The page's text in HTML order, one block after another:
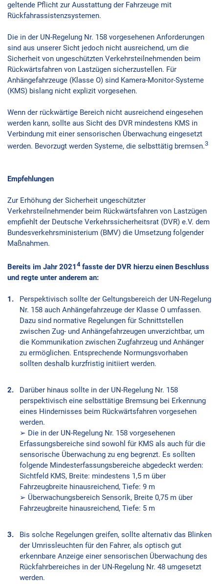
geltende Pflicht zur Ausstattung der Fahrzeuge mit
Rückfahrassistenzsystemen.
Die in der UN-Regelung Nr. 158 vorgesehenen Anforderungen
sind aus unserer Sicht jedoch nicht ausreichend, um die
Sicherheit von ungeschützten Verkehrsteilnehmenden beim
Rückwärtsfahren von Lastzügen sicherzustellen. Für
Anhängefahrzeuge (Klasse O) sind Kamera-Monitor-Systeme
(KMS) bislang nicht explizit vorgesehen.
Wenn der rückwärtige Bereich nicht ausreichend eingesehen
werden kann, sollte aus Sicht des DVR mindestens KMS in
Verbindung mit einer sensorischen Überwachung eingesetzt
werden. Bevorzugt werden Systeme, die selbsttätig bremsen.3
Empfehlungen
Zur Erhöhung der Sicherheit ungeschützter
Verkehrsteilnehmender beim Rückwärtsfahren von Lastzügen
empfiehlt der Deutsche Verkehrssicherheitsrat (DVR) e.V. dem
Bundesverkehrsministerium (BMV) die Umsetzung folgender
Maßnahmen.
Bereits im Jahr 2021 4fasste der DVR hierzu einen Beschluss
und regte unter anderem an:
Perspektivisch sollte der Geltungsbereich der UN-Regelung
Nr. 158 auch Anhängefahrzeuge der Klasse O umfassen.
Dazu sind normative Regelungen für Schnittstellen
zwischen Zug- und Anhängefahrzeugen unverzichtbar, um
die Kommunikation zwischen Zugfahrzeug und Anhänger
zu ermöglichen. Entsprechende Normungsvorhaben
sollten deshalb kurzfristig initiiert werden.
Darüber hinaus sollte in der UN-Regelung Nr. 158
perspektivisch eine selbsttätige Bremsung bei Erkennung
eines Hindernisses beim Rückwärtsfahren vorgesehen
werden.
➢ Die in der UN-Regelung Nr. 158 vorgesehenen
Erfassungsbereiche sind sowohl für KMS als auch für die
sensorische Überwachung zu eng begrenzt. Es sollten
folgende Mindesterfassungsbereiche abgedeckt werden:
Sichtfeld KMS, Breite: mindestens 1,5 m über
Fahrzeugbreite hinausreichend, Tiefe: 9 m
➢ Überwachungsbereich Sensorik, Breite 0,75 m über
Fahrzeugbreite hinausreichend, Tiefe: 5 m
Bis solche Regelungen greifen, sollte alternativ das Blinken
der Umrissleuchten für den Fahrer, als optisch gut
erkennbare Anzeige einer sensorischen Überwachung des
Rückfahrbereiches in der UN-Regelung Nr. 48 umgesetzt
werden.